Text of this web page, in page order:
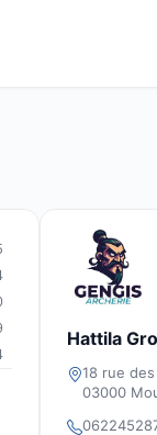
Hattila
18 rue
03000